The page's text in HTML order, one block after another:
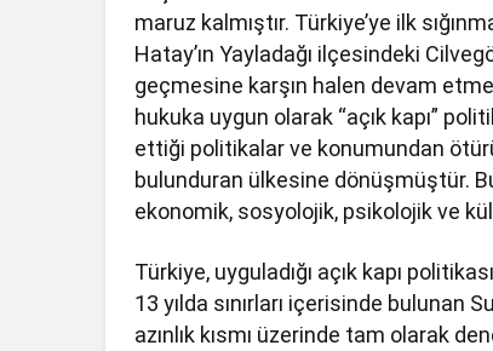
maruz kalmıştır. Türkiye’ye ilk
Hatay’ın Yayladağı ilçesindeki
geçmesine karşın halen devam
hukuka uygun olarak “açık kapı”
ettiği politikalar ve konumundan
bulunduran ülkesine dönüşmüştür.
ekonomik, sosyolojik, psikolojik ve
Türkiye, uyguladığı açık kapı
13 yılda sınırları içerisinde bulunan
azınlık kısmı üzerinde tam olarak